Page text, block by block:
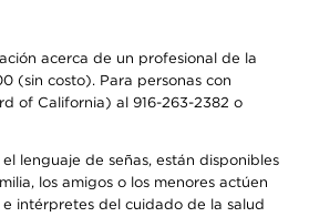
acerca de un profesional de la
(sin costo). Para personas con
of California) al 916-263-2382 o
lenguaje de señas, están disponibles
los amigos o los menores actúen
intérpretes del cuidado de la salud